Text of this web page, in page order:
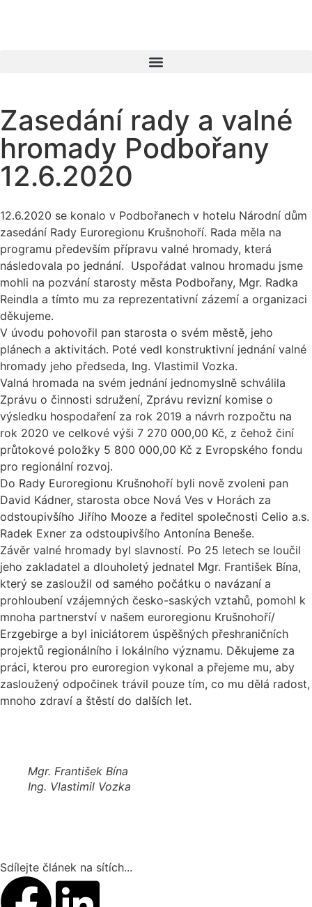
Zasedání rady a valné
hromady Podbořany
12.6.2020
12.6.2020 se konalo v Podbořanech v hotelu Národní dům
zasedání Rady Euroregionu Krušnohoří. Rada měla na
programu především přípravu valné hromady, která
následovala po jednání. Uspořádat valnou hromadu jsme
mohli na pozvání starosty města Podbořany, Mgr. Radka
Reindla a tímto mu za reprezentativní zázemí a organizaci
děkujeme.
V úvodu pohovořil pan starosta o svém městě, jeho
plánech a aktivitách. Poté vedl konstruktivní jednání valné
hromady jeho předseda, Ing. Vlastimil Vozka.
Valná hromada na svém jednání jednomyslně schválila
Zprávu o činnosti sdružení, Zprávu revizní komise o
výsledku hospodaření za rok 2019 a návrh rozpočtu na
rok 2020 ve celkové výši 7 270 000,00 Kč, z čehož činí
průtokové položky 5 800 000,00 Kč z Evropského fondu
pro regionální rozvoj.
Do Rady Euroregionu Krušnohoří byli nově zvoleni pan
David Kádner, starosta obce Nová Ves v Horách za
odstoupivšího Jiřího Mooze a ředitel společnosti Celio a.s.
Radek Exner za odstoupivšího Antonína Beneše.
Závěr valné hromady byl slavností. Po 25 letech se loučil
jeho zakladatel a dlouholetý jednatel Mgr. František Bína,
který se zasloužil od samého počátku o navázaní a
prohloubení vzájemných česko-saských vztahů, pomohl k
mnoha partnerství v našem euroregionu Krušnohoří/
Erzgebirge a byl iniciátorem úspěšných přeshraničních
projektů regionálního i lokálního významu. Děkujeme za
práci, kterou pro euroregion vykonal a přejeme mu, aby
zasloužený odpočinek trávil pouze tím, co mu dělá radost,
mnoho zdraví a štěstí do dalších let.
Mgr. František Bína
Ing. Vlastimil Vozka
Sdílejte článek na sítích...